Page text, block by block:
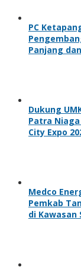
PC
Panjang
Dukung
Patra
City Expo
Medco
Pemkab
di Kawasan